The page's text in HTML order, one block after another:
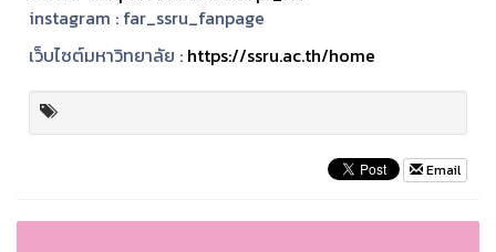
instagram : far_ssru_fanpage
เว็บไซต์มหาวิทยาลัย : https://ssru.ac.th/home
Email